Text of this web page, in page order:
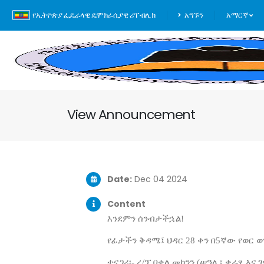
የኢትዮጵያ ፌዴራላዊ ዴሞክራሲያዊ ሪፐብሊክ አግኙን አማርኛ
View Announcement
Date: Dec 04 2024
Content
እንደምን ሰንብታችኋል!
የፊታችን ቅዳሜ፤ ህዳር 28 ቀን በ5ኛው የወር